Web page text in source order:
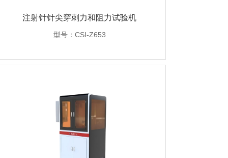
注射针针尖穿刺力和阻力试验机
型号：CSI-Z653